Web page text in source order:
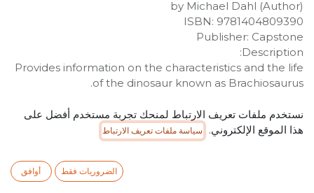
by Michael Dahl (Author)
ISBN: 9781404809390
Publisher: Capstone
Description:
Provides information on the characteristics and the life
of the dinosaur known as Brachiosaurus.
20.00
SR شامل ضريبة القيمة المضافة
نستخدم ملفات تعريف الارتباط لمنحك تجربة مستخدم أفضل على
هذا الموقع الإلكتروني.
سياسة ملفات تعريف الارتباط
الضروريات فقط أوافق